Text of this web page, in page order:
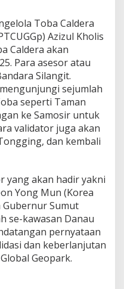
Toba Caldera
Azizul Kholis
Caldera akan
Para asesor atau
Silangit.
sejumlah
seperti Taman
ke Samosir untuk
validator juga akan
dan kembali
yang akan hadir yakni
Yong Mun (Korea
Gubernur Sumut
se-kawasan Danau
pernyataan
dan keberlanjutan
Geopark.